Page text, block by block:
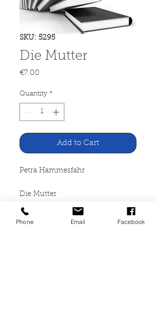
SKU: 5295
Die Mutter
€7.00
Quantity *
Add to Cart
Petra Hammesfahr
Die Mutter
Rowohlt Taschenbuch Verlag,
Phone Email Facebook